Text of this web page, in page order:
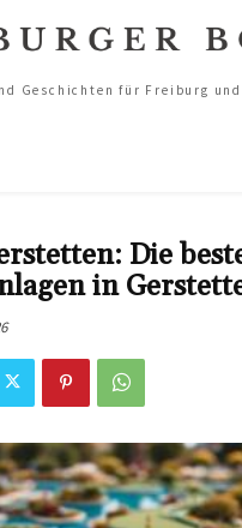
Geschichten für Freiburg und
Die
in